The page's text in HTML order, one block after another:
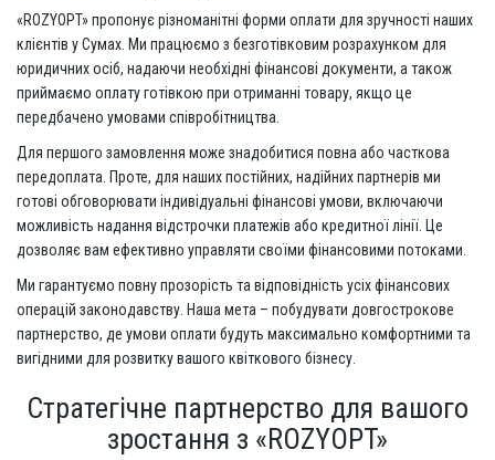
«ROZYOPT» пропонує різноманітні форми оплати для зручності наших
клієнтів у Сумах. Ми працюємо з безготівковим розрахунком для
юридичних осіб, надаючи необхідні фінансові документи, а також
приймаємо оплату готівкою при отриманні товару, якщо це
передбачено умовами співробітництва.
Для першого замовлення може знадобитися повна або часткова
передоплата. Проте, для наших постійних, надійних партнерів ми
готові обговорювати індивідуальні фінансові умови, включаючи
можливість надання відстрочки платежів або кредитної лінії. Це
дозволяє вам ефективно управляти своїми фінансовими потоками.
Ми гарантуємо повну прозорість та відповідність усіх фінансових
операцій законодавству. Наша мета – побудувати довгострокове
партнерство, де умови оплати будуть максимально комфортними та
вигідними для розвитку вашого квіткового бізнесу.
Стратегічне партнерство для вашого
зростання з «ROZYOPT»